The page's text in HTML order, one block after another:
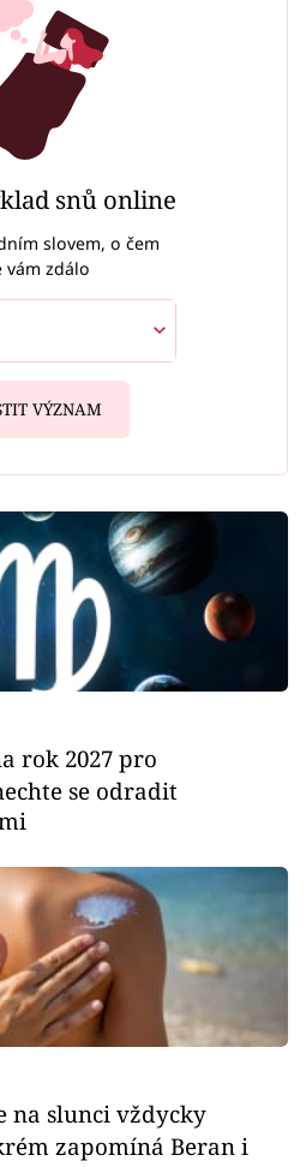
snů online
slovem, o čem
vám zdálo
VÝZNAM
rok 2027 pro
se odradit
na slunci vždycky
zapomíná Beran i